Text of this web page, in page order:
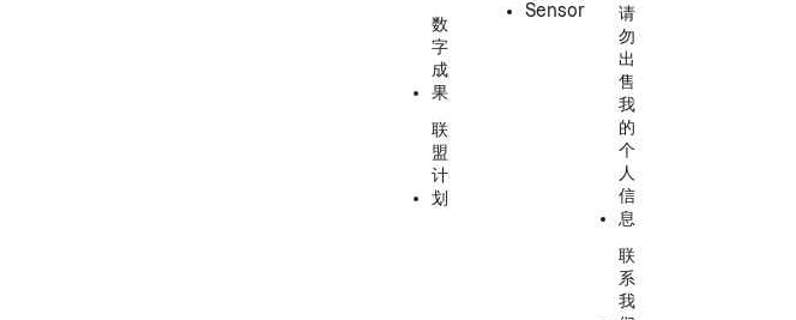
数
字
成
果
联
盟
计
划
Sensor
请
勿
出
售
我
的
个
人
信
息
联
系
我